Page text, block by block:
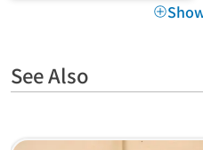
See Also